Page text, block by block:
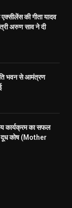
की गीता यादव
अरुण साव ने दी
भवन से आमंत्रण
कार्यक्रम का सफल
दूध कोष (Mother